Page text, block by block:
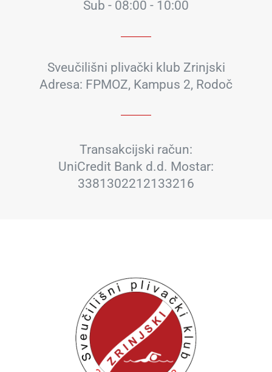
Sub - 08:00 - 10:00
Sveučilišni plivački klub Zrinjski
Adresa: FPMOZ, Kampus 2, Rodoč
Transakcijski račun:
UniCredit Bank d.d. Mostar:
3381302212133216